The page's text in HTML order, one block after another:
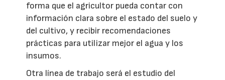
forma que el agricultor pueda contar con
información clara sobre el estado del suelo y
del cultivo, y recibir recomendaciones
prácticas para utilizar mejor el agua y los
insumos.
Otra línea de trabajo será el estudio del